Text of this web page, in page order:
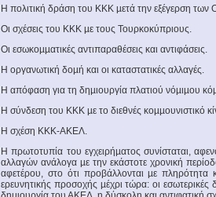
Η πολιτική δράση του ΚΚΚ µετά την εξέγερση των
Οι σχέσεις του ΚΚΚ µε τους Τουρκοκύπριους.
Οι εσωκοµµατικές αντιπαραθέσεις και αντιφάσεις.
Η οργανωτική δοµή και οι καταστατικές αλλαγές.
Η απόφαση για τη δηµιουργία πλατιού νόµιµου
Η σύνδεση του ΚΚΚ µε το διεθνές κοµµουνιστικό
Η σχέση ΚΚΚ-ΑΚΕΛ.
Η πρωτοτυπία του εγχειρήµατος συνίσταται,
αλλαγών ανάλογα µε την εκάστοτε χρονική
αφετέρου, στο ότι προβάλλονται µε πληρότητα
ερευνητικής προσοχής µέχρι τώρα: οι